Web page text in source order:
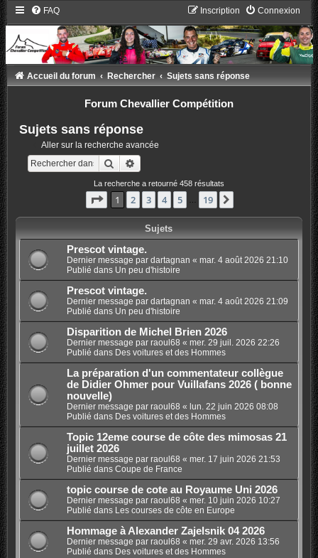
FAQ Connexion
Inscription
Accueil du forum Rechercher Sujets sans réponse
Forum Chevallier Compétition
Sujets sans réponse
Aller sur la recherche avancée
Rechercher
La recherche a retourné 458 résultats
Page 1sur19
1 2 3 4 5 19
Sujets
Prescot vintage.
Dernier message par dartagnan « mar. 4 août 2026 21:10
Publié dans Un peu d'histoire
Prescot vintage.
Dernier message par dartagnan « mar. 4 août 2026 21:09
Publié dans Un peu d'histoire
Disparition de Michel Brien 2026
Dernier message par raoul68 « mer. 29 juil. 2026 22:26
Publié dans Des voitures et des Hommes
La préparation d'un commentateur collègue
de Didier Ohmer pour Vuillafans 2026 ( bonne
nouvelle)
Dernier message par raoul68 « lun. 22 juin 2026 08:08
Publié dans Des voitures et des Hommes
Topic 12eme course de côte des mimosas 21
juillet 2026
Dernier message par raoul68 « mer. 17 juin 2026 21:53
Publié dans Coupe de France
topic course de cote au Royaume Uni 2026
Dernier message par raoul68 « mer. 10 juin 2026 10:27
Publié dans Les courses de côte en Europe
Hommage à Alexander Zajelsnik 04 2026
Dernier message par raoul68 « mer. 29 avr. 2026 13:56
Publié dans Des voitures et des Hommes